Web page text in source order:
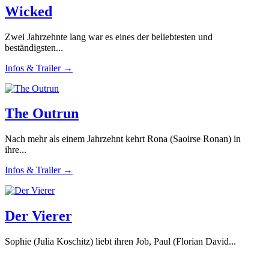
Wicked
Zwei Jahrzehnte lang war es eines der beliebtesten und
beständigsten...
Infos & Trailer →
The Outrun
Nach mehr als einem Jahrzehnt kehrt Rona (Saoirse Ronan) in
ihre...
Infos & Trailer →
Der Vierer
Sophie (Julia Koschitz) liebt ihren Job, Paul (Florian David...